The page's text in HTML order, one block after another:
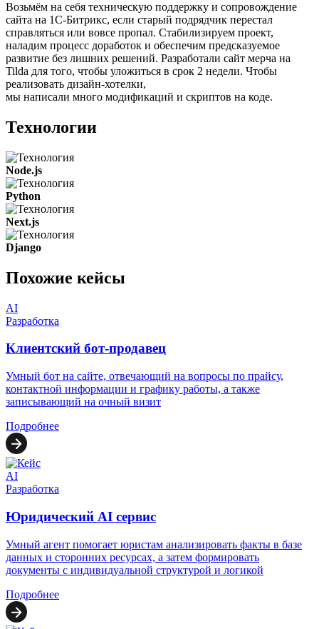
Возьмём на себя техническую поддержку и сопровождение
сайта на 1С-Битрикс, если старый подрядчик перестал
справляться или вовсе пропал. Стабилизируем проект,
наладим процесс доработок и обеспечим предсказуемое
развитие без лишних решений. Разработали сайт мерча на
Tilda для того, чтобы уложиться в срок 2 недели. Чтобы
реализовать дизайн-хотелки,
мы написали много модификаций и скриптов на коде.
Технологии
Node.js
Python
Next.js
Django
Похожие кейсы
AI
Разработка
Клиентский бот-продавец
Умный бот на сайте, отвечающий на вопросы по прайсу,
контактной информации и графику работы, а также
записывающий на очный визит
Подробнее
AI
Разработка
Юридический AI сервис
Умный агент помогает юристам анализировать факты в базе
данных и сторонних ресурсах, а затем формировать
документы с индивидуальной структурой и логикой
Подробнее